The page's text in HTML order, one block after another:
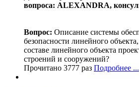
вопроса: ALEXANDRA,
Вопрос: Описание системы
безопасности линейного
составе линейного объекта
строений и сооружений?
Прочитано 3777 раз Подробнее ...